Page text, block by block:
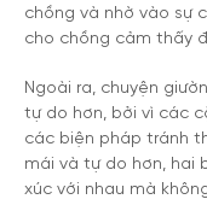
chồng và nhờ vào sự
cho chồng cảm thấy
Ngoài ra, chuyện
tự do hơn, bởi vì các
các biện pháp tránh
mái và tự do hơn, hai
xúc với nhau mà